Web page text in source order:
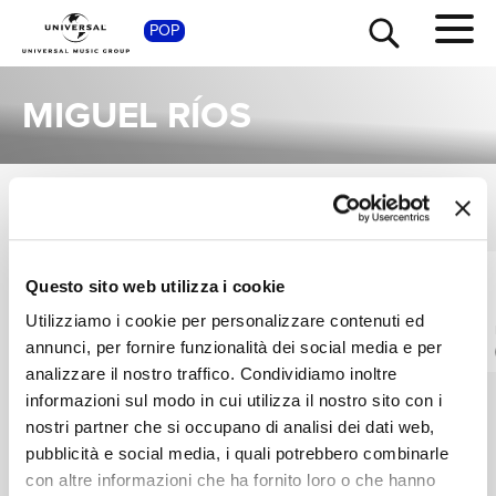
Questo sito web utilizza i cookie
Utilizziamo i cookie per personalizzare contenuti ed
annunci, per fornire funzionalità dei social media e per
analizzare il nostro traffico. Condividiamo inoltre
informazioni sul modo in cui utilizza il nostro sito con i
nostri partner che si occupano di analisi dei dati web,
pubblicità e social media, i quali potrebbero combinarle
con altre informazioni che ha fornito loro o che hanno
POP
MIGUEL RÍOS
VEDI TUTTI
MIGUEL RÍOS
Rock & Ríos (Edición
40º Aniversario)
DOLBY ATMOS / LIVE 1982 / REMASTERED 2022
Digitale
MIGUEL RÍOS
Bienvenidos
Digitale
SHOP
TOUR
NEWS
RICERCA
CHI SIAMO
CONTATTI